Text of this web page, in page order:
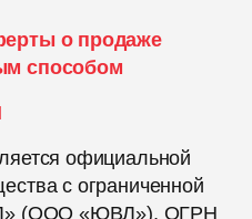
о продаже
способом
официальной
с ограниченной
(ООО «ЮВЛ»), ОГРН